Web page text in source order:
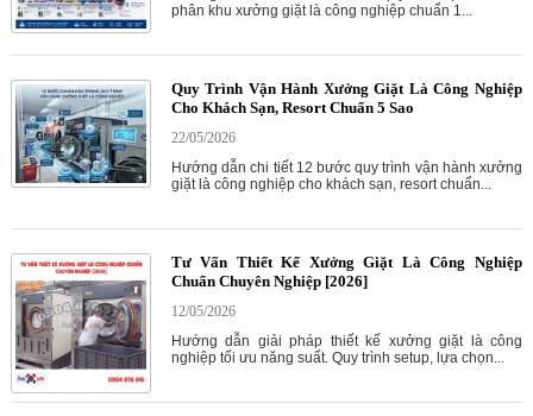
phân khu xưởng giặt là công nghiệp chuẩn 1...
Quy Trình Vận Hành Xưởng Giặt Là Công Nghiệp
Cho Khách Sạn, Resort Chuẩn 5 Sao
22/05/2026
Hướng dẫn chi tiết 12 bước quy trình vận hành xưởng
giặt là công nghiệp cho khách sạn, resort chuẩn...
Tư Vấn Thiết Kế Xưởng Giặt Là Công Nghiệp
Chuẩn Chuyên Nghiệp [2026]
12/05/2026
Hướng dẫn giải pháp thiết kế xưởng giặt là công
nghiệp tối ưu năng suất. Quy trình setup, lựa chọn...